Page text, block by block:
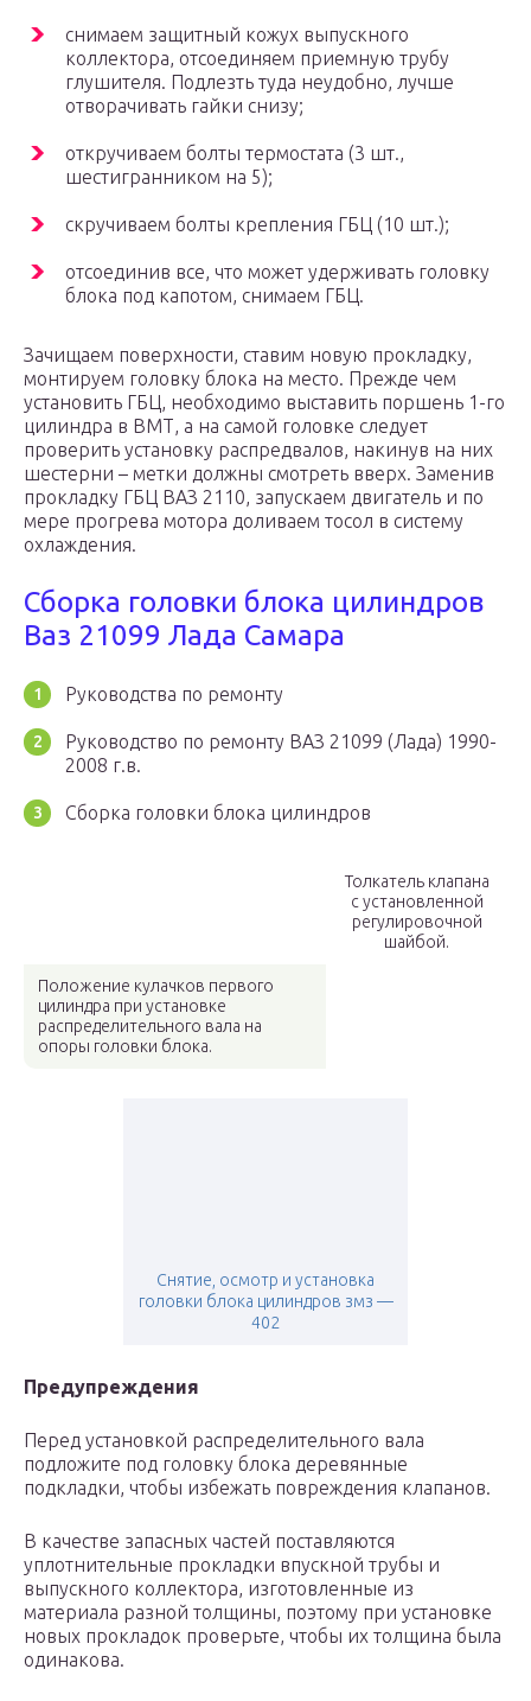
снимаем защитный кожух выпускного
коллектора, отсоединяем приемную трубу
глушителя. Подлезть туда неудобно, лучше
отворачивать гайки снизу;
откручиваем болты термостата (3 шт.,
шестигранником на 5);
скручиваем болты крепления ГБЦ (10 шт.);
отсоединив все, что может удерживать головку
блока под капотом, снимаем ГБЦ.
Зачищаем поверхности, ставим новую прокладку,
монтируем головку блока на место. Прежде чем
установить ГБЦ, необходимо выставить поршень 1-го
цилиндра в ВМТ, а на самой головке следует
проверить установку распредвалов, накинув на них
шестерни – метки должны смотреть вверх. Заменив
прокладку ГБЦ ВАЗ 2110, запускаем двигатель и по
мере прогрева мотора доливаем тосол в систему
охлаждения.
Сборка головки блока цилиндров
Ваз 21099 Лада Самара
Руководства по ремонту
Руководство по ремонту ВАЗ 21099 (Лада) 1990-
2008 г.в.
Сборка головки блока цилиндров
Толкатель клапана
с установленной
регулировочной
шайбой.
Положение кулачков первого
цилиндра при установке
распределительного вала на
опоры головки блока.
Снятие, осмотр и установка
головки блока цилиндров змз —
402
Предупреждения
Перед установкой распределительного вала
подложите под головку блока деревянные
подкладки, чтобы избежать повреждения клапанов.
В качестве запасных частей поставляются
уплотнительные прокладки впускной трубы и
выпускного коллектора, изготовленные из
материала разной толщины, поэтому при установке
новых прокладок проверьте, чтобы их толщина была
одинакова.